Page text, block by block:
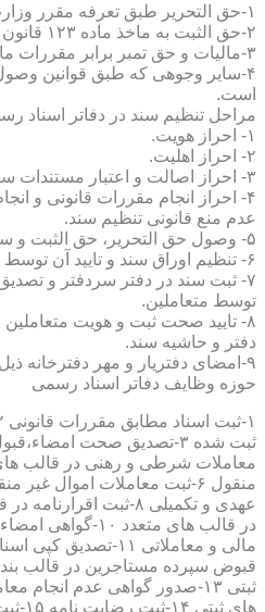
۱-حق التحریر طبق تعرفه مقرر وزارت دادگستری.
۲-حق الثبت به ماخذ ماده ۱۲۳ قانون اصلاحی قانون ثبت.
۳-مالیات و حق تمبر برابر مقررات مالیاتی.
۴-سایر وجوهی که طبق قوانین
است.
مراحل تنظیم سند در دفاتر اسناد
۱- احراز هویت.
۲- احراز اهلیت.
۳- احراز اصالت و اعتبار مستندات سند.
۴- احراز انجام مقررات قانونی و
عدم منع قانونی تنظیم سند.
۵- وصول حق التحریر، حق الثبت و سایر حقوق دولتی.
۶- تنظیم اوراق سند و تایید آن توسط متعاملین.
۷- ثبت سند در دفتر سردفتر و
توسط متعاملین.
۸- تایید صحت ثبت و هویت
دفتر و حاشیه سند.
۹-امضای دفتریار و مهر دفترخانه ذیل ثبت دفتر و در حاشیه سند.
حوزه وظایف دفاتر اسناد رسمی
در قالب های متعدد